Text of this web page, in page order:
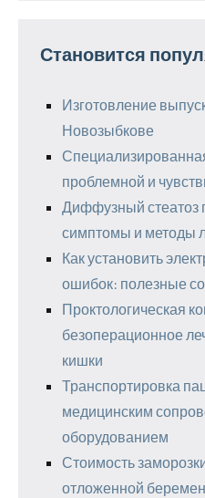
Становится
Изготовление
Новозыбкове
проблемной и
Диффузный стеатоз
симптомы и методы
Как установить
ошибок: полезные
Проктологическая
безоперационное
кишки
Транспортировка
медицинским
оборудованием
Стоимость
отложенной